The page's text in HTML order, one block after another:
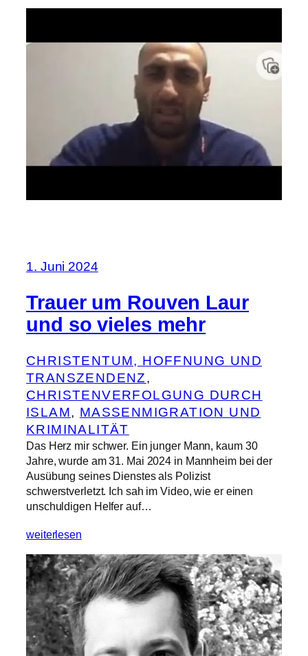
1. Juni 2024
Trauer um Rouven Laur
und so vieles mehr
CHRISTENTUM, HOFFNUNG UND
TRANSZENDENZ
CHRISTENVERFOLGUNG DURCH
ISLAM, MASSENMIGRATION UND
KRIMINALITÄT
Das Herz mir schwer. Ein junger Mann, kaum 30
Jahre, wurde am 31. Mai 2024 in Mannheim bei der
Ausübung seines Dienstes als Polizist
schwerstverletzt. Ich sah im Video, wie er einen
unschuldigen Helfer auf…
weiterlesen